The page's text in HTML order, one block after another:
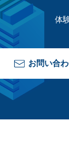
体
お問い合